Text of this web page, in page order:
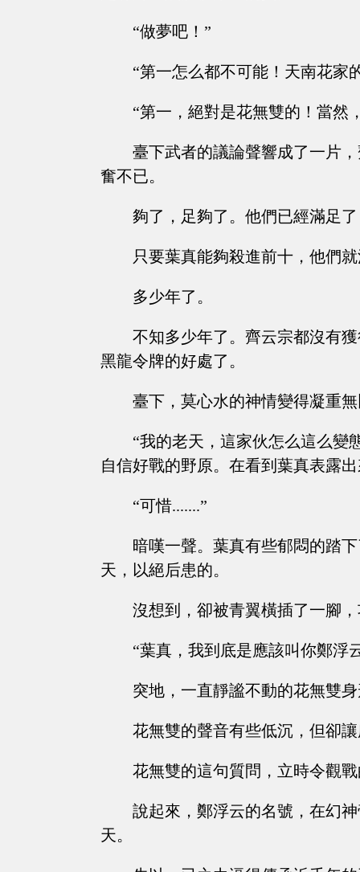
“做夢吧！”
“第一怎么都不可能！天南花家
“第一，絕對是花無雙的！當然
臺下武者的議論聲響成了一片
奮不已。
夠了，足夠了。他們已經滿足
只要葉真能夠殺進前十，他們
多少年了。
不知多少年了。齊云宗都沒有
黑龍令牌的好處了。
臺下，莫心水的神情變得凝重
“我的老天，這家伙怎么這么變
自信好戰的野原。在看到葉真表露
“可惜.......”
暗嘆一聲。葉真有些郁悶的踏
天，以絕后患的。
沒想到，卻被青翼橫插了一腳
“葉真，我到底是應該叫你鄭浮
突地，一直靜謐不動的花無雙
花無雙的聲音有些低沉，但卻
花無雙的這句質問，立時令觀
說起來，鄭浮云的名號，在幻
天。